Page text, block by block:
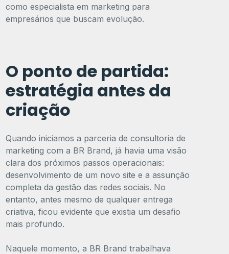
como especialista em marketing para
empresários que buscam evolução.
O ponto de partida:
estratégia antes da
criação
Quando iniciamos a parceria de consultoria de
marketing com a BR Brand, já havia uma visão
clara dos próximos passos operacionais:
desenvolvimento de um novo site e a assunção
completa da gestão das redes sociais. No
entanto, antes mesmo de qualquer entrega
criativa, ficou evidente que existia um desafio
mais profundo.
Naquele momento, a BR Brand trabalhava